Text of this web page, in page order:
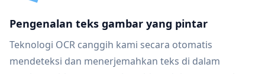
Pengenalan teks gambar yang pintar
Teknologi OCR canggih kami secara otomatis
mendeteksi dan menerjemahkan teks di dalam